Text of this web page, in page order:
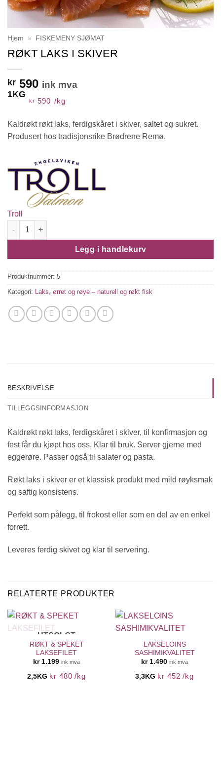
Hjem » FISKEMENY SJØMAT
RØKT LAKS I SKIVER
kr 590 ink mva
1KG
kr 590 /kg
Kaldrøkt røkt laks, ferdigskåret i skiver, saltet og sukret.
Produsert hos tradisjonsrike Brødrene Remø.
Troll
RØKT LAKS I SKIVER antall
Legg i handlekurv
Produktnummer: 5
Kategori: Laks, ørret og røye – naturell og røkt fisk
BESKRIVELSE
TILLEGGSINFORMASJON
Kaldrøkt røkt laks, ferdigskåret i skiver, til konfirmasjon og
fest får du kjøpt hos oss. Klar til bruk. Server gjerne med
eggerøre. Passer også til salater og pasta.
Røkt laks i skiver er et klassisk produkt med mild røyksmak
og saftig konsistens.
Perfekt som pålegg, til frokost eller som en del av en enkel
forrett.
Leveres ferdig skivet og klar til servering.
RELATERTE PRODUKTER
UTSOLGT
RØKT & SPEKET
LAKSEFILET
kr1.199 ink mva
2,5KG kr 480 /kg
LAKSELOINS
SASHIMIKVALITET
kr1.490 ink mva
3,3KG kr 452 /kg